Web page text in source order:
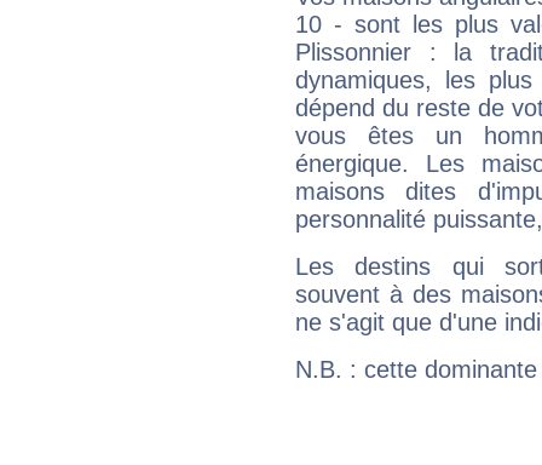
10 - sont les plus
Plissonnier : la
dynamiques, les
dépend du reste de
vous êtes un
énergique. Les
maisons dites
personnalité
Les destins qui
souvent à des
ne s'agit que d'une
N.B. : cette